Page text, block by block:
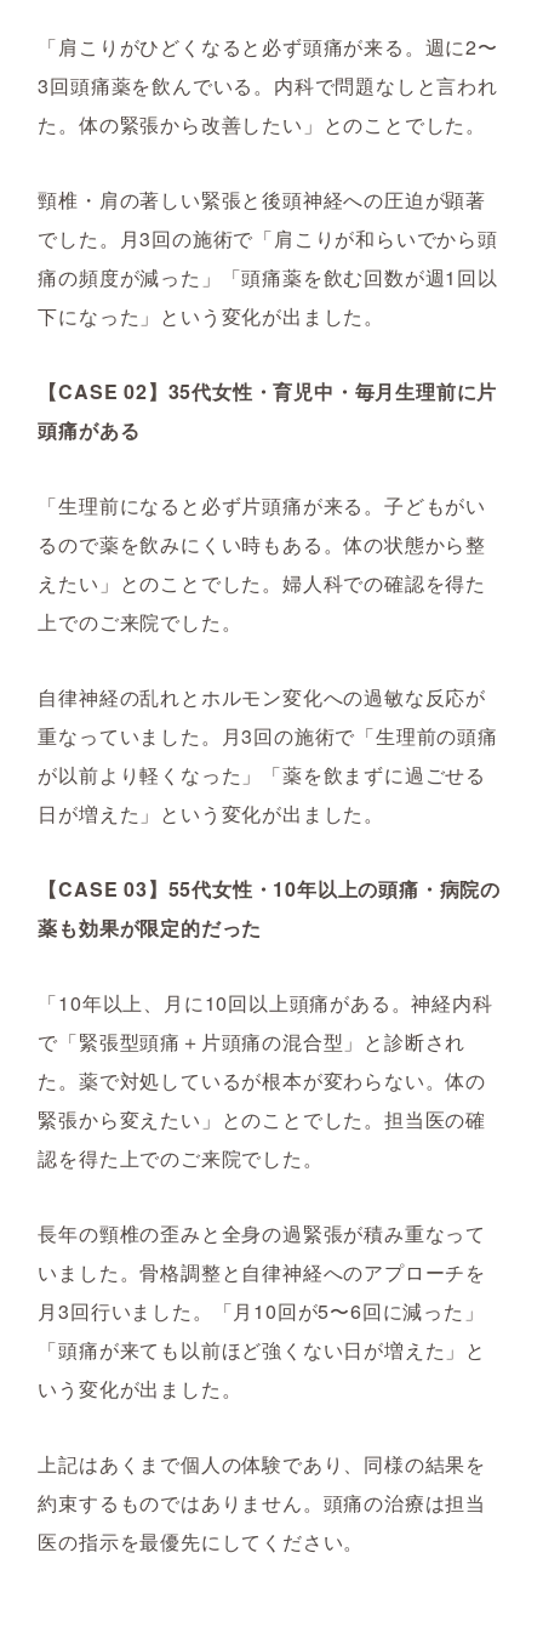
「肩こりがひどくなると必ず頭痛が来る。週に2〜
3回頭痛薬を飲んでいる。内科で問題なしと言われ
た。体の緊張から改善したい」とのことでした。
頸椎・肩の著しい緊張と後頭神経への圧迫が顕著
でした。月3回の施術で「肩こりが和らいでから頭
痛の頻度が減った」「頭痛薬を飲む回数が週1回以
下になった」という変化が出ました。
【CASE 02】35代女性・育児中・毎月生理前に片
頭痛がある
「生理前になると必ず片頭痛が来る。子どもがい
るので薬を飲みにくい時もある。体の状態から整
えたい」とのことでした。婦人科での確認を得た
上でのご来院でした。
自律神経の乱れとホルモン変化への過敏な反応が
重なっていました。月3回の施術で「生理前の頭痛
が以前より軽くなった」「薬を飲まずに過ごせる
日が増えた」という変化が出ました。
【CASE 03】55代女性・10年以上の頭痛・病院の
薬も効果が限定的だった
「10年以上、月に10回以上頭痛がある。神経内科
で「緊張型頭痛＋片頭痛の混合型」と診断され
た。薬で対処しているが根本が変わらない。体の
緊張から変えたい」とのことでした。担当医の確
認を得た上でのご来院でした。
長年の頸椎の歪みと全身の過緊張が積み重なって
いました。骨格調整と自律神経へのアプローチを
月3回行いました。「月10回が5〜6回に減った」
「頭痛が来ても以前ほど強くない日が増えた」と
いう変化が出ました。
上記はあくまで個人の体験であり、同様の結果を
約束するものではありません。頭痛の治療は担当
医の指示を最優先にしてください。